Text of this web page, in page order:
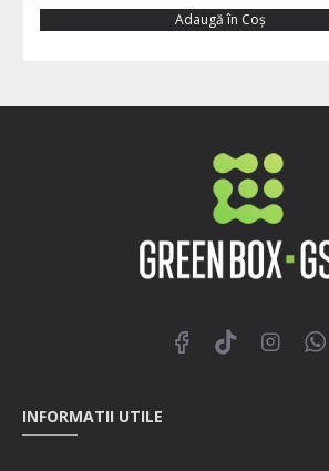
Adaugă în Coş
INFORMATII UTILE